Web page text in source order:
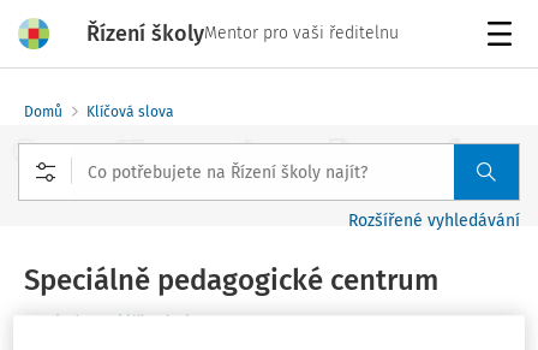
Řízení školyMentor pro vaši ředitelnu
Domů Klíčová slova
Rozšířené vyhledávání
Speciálně pedagogické centrum
Sledovat klíčové slovo